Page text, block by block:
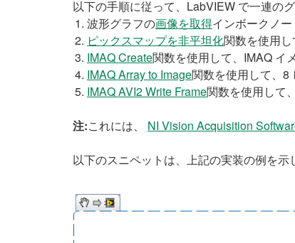
以下の手順に従って、LabVIEW で一連の
波形グラフの画像を取得インボークノ
ピックスマップを非平坦化関数を使用し
IMAQ Create関数を使用して、IMAQ イ
IMAQ Array to Image関数を使用して、8
IMAQ AVI2 Write Frame関数を使用して
注:これには、 NI Vision Acquisition
以下のスニペットは、上記の実装の例を示